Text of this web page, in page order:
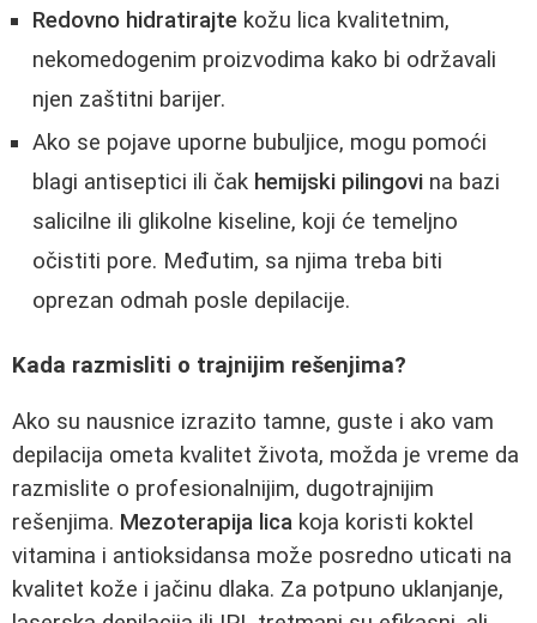
Redovno hidratirajte kožu lica kvalitetnim,
nekomedogenim proizvodima kako bi održavali
njen zaštitni barijer.
Ako se pojave uporne bubuljice, mogu pomoći
blagi antiseptici ili čak hemijski pilingovi na bazi
salicilne ili glikolne kiseline, koji će temeljno
očistiti pore. Međutim, sa njima treba biti
oprezan odmah posle depilacije.
Kada razmisliti o trajnijim rešenjima?
Ako su nausnice izrazito tamne, guste i ako vam
depilacija ometa kvalitet života, možda je vreme da
razmislite o profesionalnijim, dugotrajnijim
rešenjima. Mezoterapija lica koja koristi koktel
vitamina i antioksidansa može posredno uticati na
kvalitet kože i jačinu dlaka. Za potpuno uklanjanje,